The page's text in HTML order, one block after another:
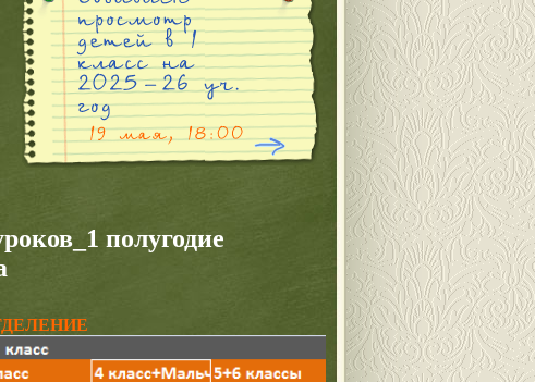
полугодие